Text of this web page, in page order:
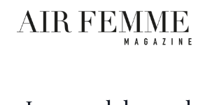
Saltar